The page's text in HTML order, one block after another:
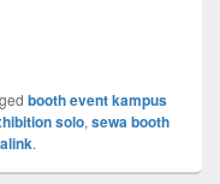
booth event kampus
solo, sewa booth
.